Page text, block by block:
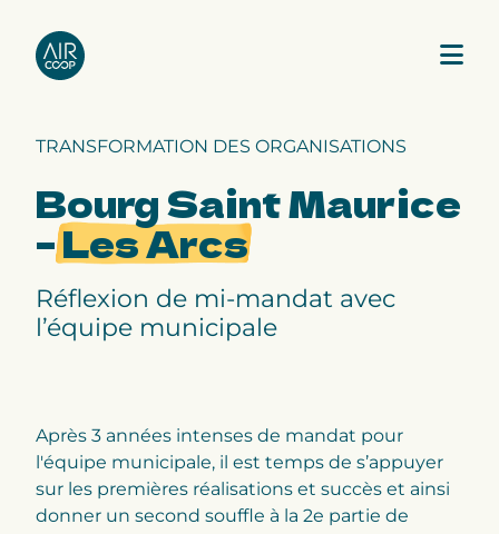
Nos expertises
Nos projets
TRANSFORMATION DES ORGANISATIONS
Bourg Saint Maurice
–Les Arcs
Réflexion de mi-mandat avec
l’équipe municipale
Après 3 années intenses de mandat pour
l'équipe municipale, il est temps de s’appuyer
sur les premières réalisations et succès et ainsi
donner un second souffle à la 2e partie de